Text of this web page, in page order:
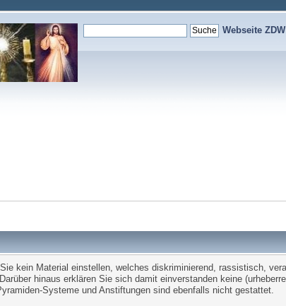
Webseite ZDW
kein Material einstellen, welches diskriminierend, rassistisch,
hinaus erklären Sie sich damit einverstanden keine
Systeme und Anstiftungen sind ebenfalls nicht gestattet.